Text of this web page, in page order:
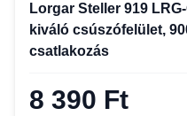
Lorgar Steller 919
kiváló csúszófelület,
csatlakozás
8 390 Ft